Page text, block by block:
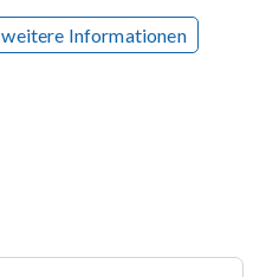
weitere Informationen